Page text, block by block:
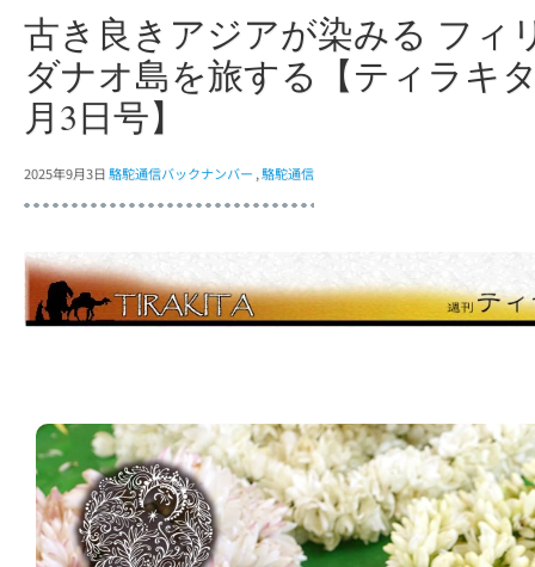
古き良きアジアが染みる フィ
ダナオ島を旅する【ティラキ
月3日号】
2025年9月3日駱駝通信バックナンバー ,駱駝通信